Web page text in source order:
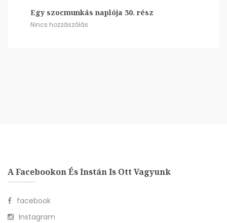
Egy szocmunkás naplója 30. rész
Nincs hozzászólás
A Facebookon És Instán Is Ott Vagyunk
facebook
Instagram